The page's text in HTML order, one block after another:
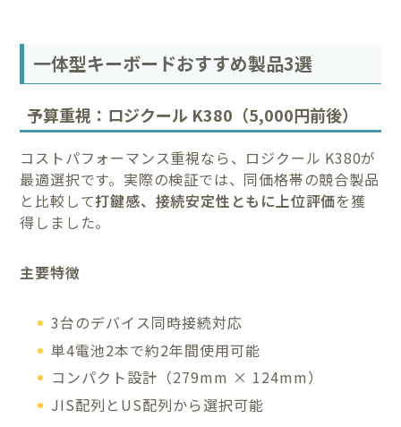
一体型キーボードおすすめ製品3選
予算重視：ロジクール K380（5,000円前後）
コストパフォーマンス重視なら、ロジクール K380が
最適選択です。実際の検証では、同価格帯の競合製品
と比較して打鍵感、接続安定性ともに上位評価を獲
得しました。
主要特徴
3台のデバイス同時接続対応
単4電池2本で約2年間使用可能
コンパクト設計（279mm × 124mm）
JIS配列とUS配列から選択可能